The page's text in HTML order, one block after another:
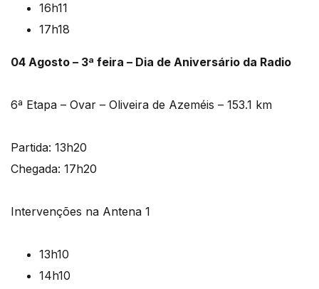
16h11
17h18
04 Agosto – 3ª feira – Dia de Aniversário da Radio
6ª Etapa – Ovar – Oliveira de Azeméis – 153.1 km
Partida: 13h20
Chegada: 17h20
Intervenções na Antena 1
13h10
14h10